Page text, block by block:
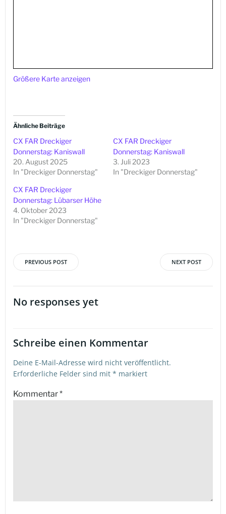
Größere Karte anzeigen
Ähnliche Beiträge
CX FAR Dreckiger
Donnerstag: Kaniswall
20. August 2025
In "Dreckiger Donnerstag"
CX FAR Dreckiger
Donnerstag: Kaniswall
3. Juli 2023
In "Dreckiger Donnerstag"
CX FAR Dreckiger
Donnerstag: Lübarser Höhe
4. Oktober 2023
In "Dreckiger Donnerstag"
Beitragsnavigation
PREVIOUS POST NEXT POST
No responses yet
Schreibe einen Kommentar
Deine E-Mail-Adresse wird nicht veröffentlicht.
Erforderliche Felder sind mit * markiert
Kommentar*